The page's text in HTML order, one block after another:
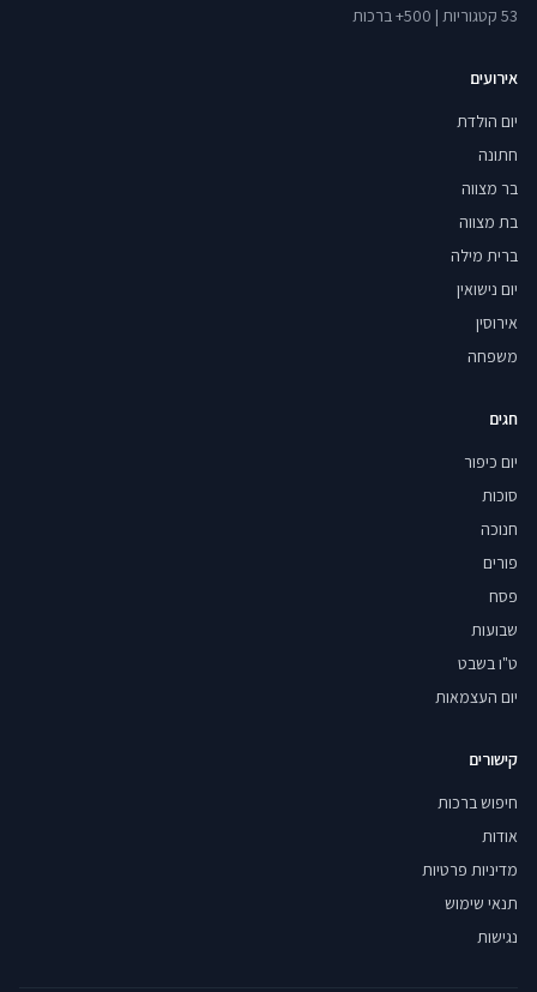
53 קטגוריות | 500+ ברכות
אירועים
יום הולדת
חתונה
בר מצווה
בת מצווה
ברית מילה
יום נישואין
אירוסין
משפחה
חגים
יום כיפור
סוכות
חנוכה
פורים
פסח
שבועות
ט"ו בשבט
יום העצמאות
קישורים
חיפוש ברכות
אודות
מדיניות פרטיות
תנאי שימוש
נגישות